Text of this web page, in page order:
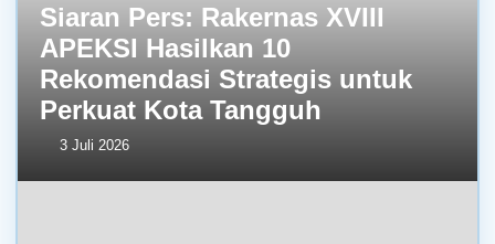
Siaran Pers: Rakernas XVIII
APEKSI Hasilkan 10
Rekomendasi Strategis untuk
Perkuat Kota Tangguh
3 Juli 2026